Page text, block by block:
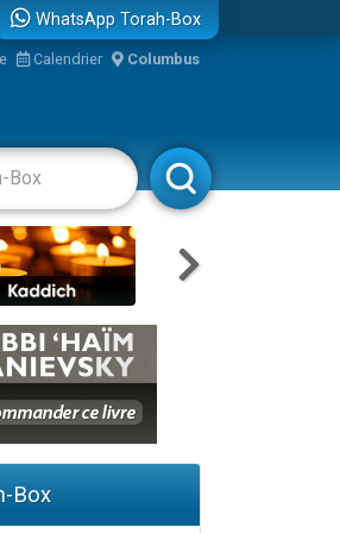
WhatsApp Torah-Box
Calendrier Columbus
Rabbanim
Box